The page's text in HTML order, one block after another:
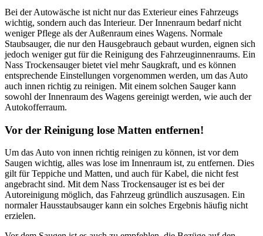
Bei der Autowäsche ist nicht nur das Exterieur eines Fahrzeugs
wichtig, sondern auch das Interieur. Der Innenraum bedarf nicht
weniger Pflege als der Außenraum eines Wagens. Normale
Staubsauger, die nur den Hausgebrauch gebaut wurden, eignen sich
jedoch weniger gut für die Reinigung des Fahrzeuginnenraums. Ein
Nass Trockensauger bietet viel mehr Saugkraft, und es können
entsprechende Einstellungen vorgenommen werden, um das Auto
auch innen richtig zu reinigen. Mit einem solchen Sauger kann
sowohl der Innenraum des Wagens gereinigt werden, wie auch der
Autokofferraum.
Vor der Reinigung lose Matten entfernen!
Um das Auto von innen richtig reinigen zu können, ist vor dem
Saugen wichtig, alles was lose im Innenraum ist, zu entfernen. Dies
gilt für Teppiche und Matten, und auch für Kabel, die nicht fest
angebracht sind. Mit dem Nass Trockensauger ist es bei der
Autoreinigung möglich, das Fahrzeug gründlich auszusagen. Ein
normaler Hausstaubsauger kann ein solches Ergebnis häufig nicht
erzielen.